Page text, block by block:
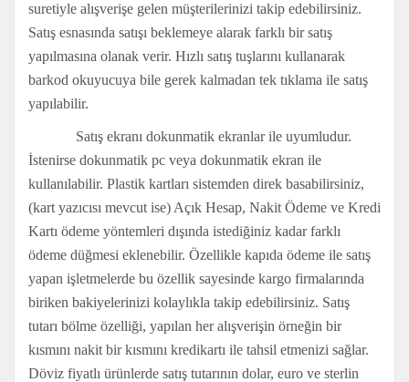
suretiyle alışverişe gelen müşterilerinizi takip edebilirsiniz.
Satış esnasında satışı beklemeye alarak farklı bir satış
yapılmasına olanak verir. Hızlı satış tuşlarını kullanarak
barkod okuyucuya bile gerek kalmadan tek tıklama ile satış
yapılabilir.
Satış ekranı dokunmatik ekranlar ile uyumludur.
İstenirse dokunmatik pc veya dokunmatik ekran ile
kullanılabilir. Plastik kartları sistemden direk basabilirsiniz,
(kart yazıcısı mevcut ise) Açık Hesap, Nakit Ödeme ve Kredi
Kartı ödeme yöntemleri dışında istediğiniz kadar farklı
ödeme düğmesi eklenebilir. Özellikle kapıda ödeme ile satış
yapan işletmelerde bu özellik sayesinde kargo firmalarında
biriken bakiyelerinizi kolaylıkla takip edebilirsiniz. Satış
tutarı bölme özelliği, yapılan her alışverişin örneğin bir
kısmını nakit bir kısmını kredikartı ile tahsil etmenizi sağlar.
Döviz fiyatlı ürünlerde satış tutarının dolar, euro ve sterlin